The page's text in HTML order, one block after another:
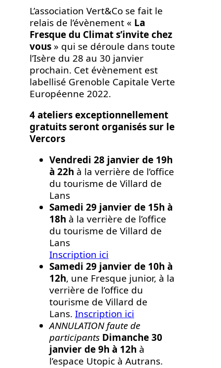
L’association Vert&Co se fait le
relais de l’évènement « La
Fresque du Climat s’invite chez
vous » qui se déroule dans toute
l’Isère du 28 au 30 janvier
prochain. Cet évènement est
labellisé Grenoble Capitale Verte
Européenne 2022.
4 ateliers exceptionnellement
gratuits seront organisés sur le
Vercors
Vendredi 28 janvier de 19h
à 22h à la verrière de l’office
du tourisme de Villard de
Lans
Samedi 29 janvier de 15h à
18h à la verrière de l’office
du tourisme de Villard de
Lans
Inscription ici
Samedi 29 janvier de 10h à
12h, une Fresque junior, à la
verrière de l’office du
tourisme de Villard de
Lans. Inscription ici
ANNULATION faute de
participants Dimanche 30
janvier de 9h à 12h à
l’espace Utopic à Autrans.